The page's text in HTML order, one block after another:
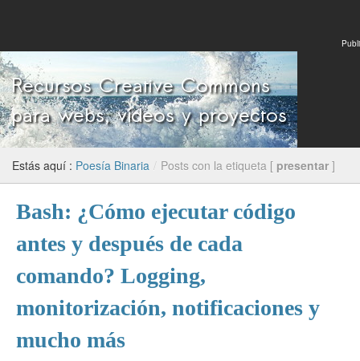
Publi
Estás aquí : Poesía Binaria / Posts con la etiqueta [ presentar ]
Bash: ¿Cómo ejecutar código
antes y después de cada
comando? Logging,
monitorización, notificaciones y
mucho más